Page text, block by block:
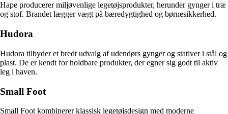
Hape producerer miljøvenlige legetøjsprodukter, herunder gynger i træ
og stof. Brandet lægger vægt på bæredygtighed og børnesikkerhed.
Hudora
Hudora tilbyder et bredt udvalg af udendørs gynger og stativer i stål og
plast. De er kendt for holdbare produkter, der egner sig godt til aktiv
leg i haven.
Small Foot
Small Foot kombinerer klassisk legetøjsdesign med moderne